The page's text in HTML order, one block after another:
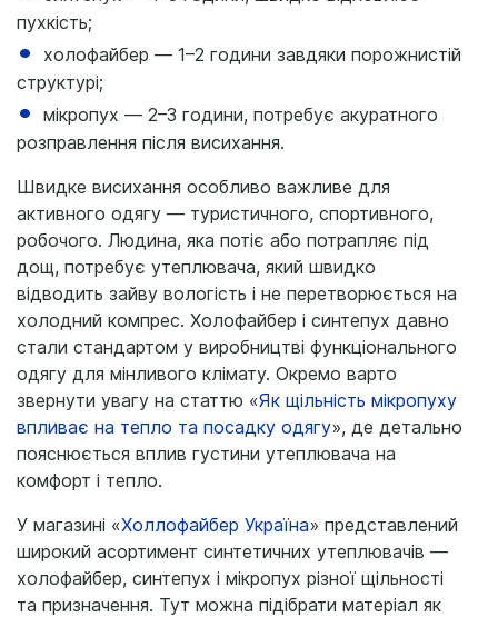
пухкість;
холофайбер — 1–2 години завдяки порожнистій
структурі;
мікропух — 2–3 години, потребує акуратного
розправлення після висихання.
Швидке висихання особливо важливе для
активного одягу — туристичного, спортивного,
робочого. Людина, яка потіє або потрапляє під
дощ, потребує утеплювача, який швидко
відводить зайву вологість і не перетворюється на
холодний компрес. Холофайбер і синтепух давно
стали стандартом у виробництві функціонального
одягу для мінливого клімату. Окремо варто
звернути увагу на статтю «Як щільність мікропуху
впливає на тепло та посадку одягу», де детально
пояснюється вплив густини утеплювача на
комфорт і тепло.
У магазині «Холлофайбер Україна» представлений
широкий асортимент синтетичних утеплювачів —
холофайбер, синтепух і мікропух різної щільності
та призначення. Тут можна підібрати матеріал як